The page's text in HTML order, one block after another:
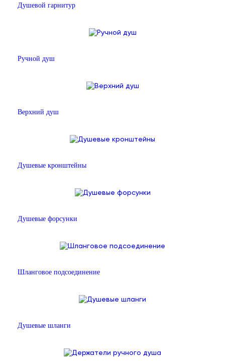
Душевой гарнитур
Ручной душ
Верхний душ
Душевые кронштейны
Душевые форсунки
Шланговое подсоединение
Душевые шланги